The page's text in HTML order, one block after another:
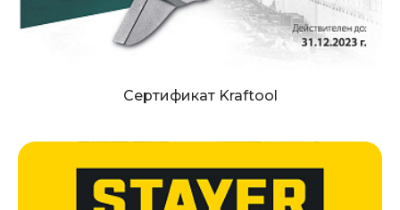
Сертификат Kraftool